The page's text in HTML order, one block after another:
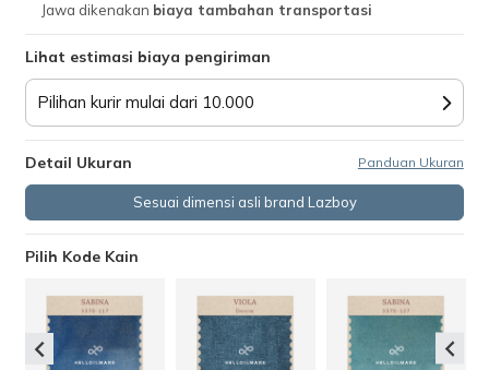
Jawa dikenakan biaya tambahan transportasi
Lihat estimasi biaya pengiriman
Pilihan kurir mulai dari 10.000
Detail Ukuran Panduan Ukuran
Sesuai dimensi asli brand Lazboy
Pilih Kode Kain